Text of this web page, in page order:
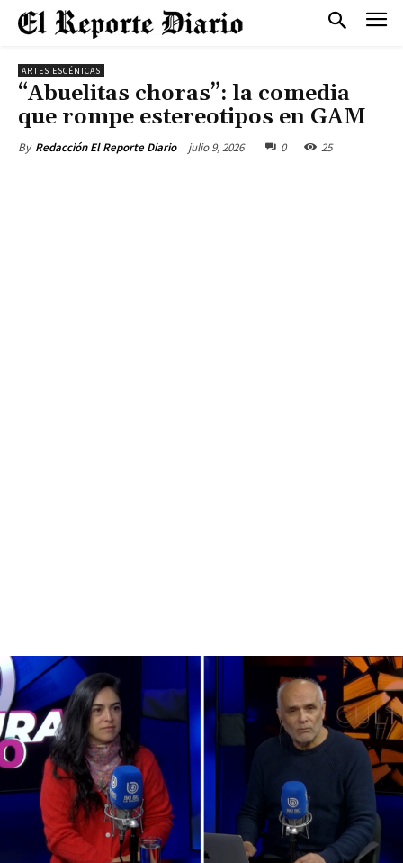
ARTES ESCÉNICAS
“Abuelitas choras”: la comedia
que rompe estereotipos en GAM
By Redacción El Reporte Diario julio 9, 2026 0 25